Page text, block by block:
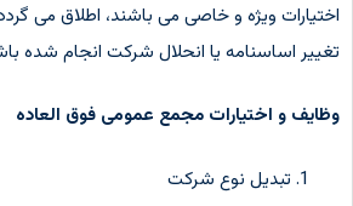
اختیارات ویژه و خاصی می باشند، اطلاق می
تغییر اساسنامه یا انحلال شرکت انجام شده
وظایف و اختیارات مجمع عمومی فوق العاده
تبدیل نوع شرکت